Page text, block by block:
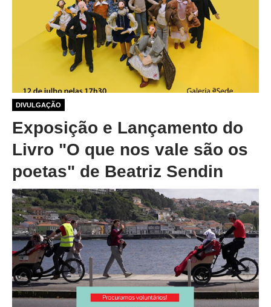
DIVULGAÇÃO
1 ano 1 mês atrás
Exposição e Lançamento do
Livro "O que nos vale são os
poetas" de Beatriz Sendin